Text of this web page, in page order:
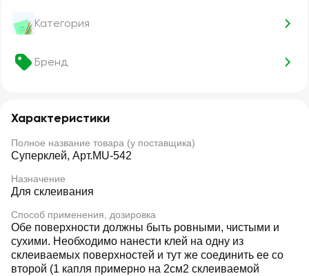
Категория
Бренд
Характеристики
Полное название товара (у поставщика)
Суперклей, Арт.MU-542
Назначение
Для склеивания
Способ применения, дозировка
Обе поверхности должны быть ровными, чистыми и
сухими. Необходимо нанести клей на одну из
склеиваемых поверхностей и тут же соединить ее со
второй (1 капля примерно на 2см2 склеиваемой